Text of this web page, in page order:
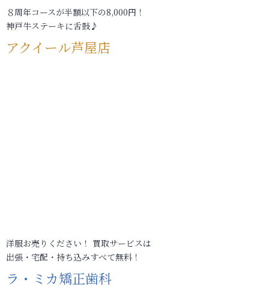
８周年コースが半額以下の8,000円！
神戸牛ステーキに舌鼓♪
アクイール芦屋店
洋服お売りください！ 買取サービスは
出張・宅配・持ち込みすべて無料！
ラ・ミカ矯正歯科